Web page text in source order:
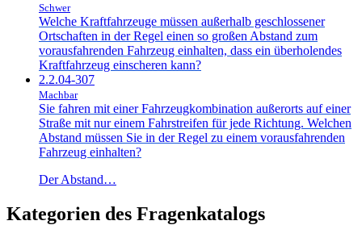
Schwer
Welche Kraftfahrzeuge müssen außerhalb geschlossener
Ortschaften in der Regel einen so großen Abstand zum
vorausfahrenden Fahrzeug einhalten, dass ein überholendes
Kraftfahrzeug einscheren kann?
2.2.04-307
Machbar
Sie fahren mit einer Fahrzeugkombination außerorts auf einer
Straße mit nur einem Fahrstreifen für jede Richtung. Welchen
Abstand müssen Sie in der Regel zu einem vorausfahrenden
Fahrzeug einhalten?
Der Abstand…
Kategorien des Fragenkatalogs